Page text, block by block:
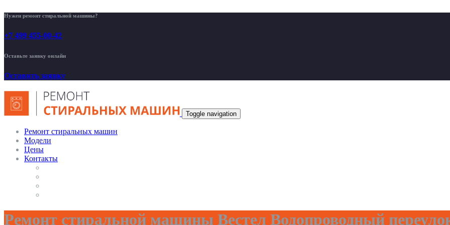
Нужен ремонт стиральной машины?
+7 499 455-00-42
Оставьте заявку онлайн
Оставить заявку
Toggle navigation
Ремонт стиральных машин
Модели
Цены
Контакты
Ремонт стиральной машины Вестел Водопроводный